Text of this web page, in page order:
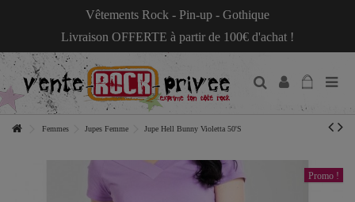
Vêtements Rock - Pin-up - Gothique
Livraison OFFERTE à partir de 100€ d'achat !
Femmes Jupes Femme Jupe Hell Bunny Violetta 50'S
Promo !